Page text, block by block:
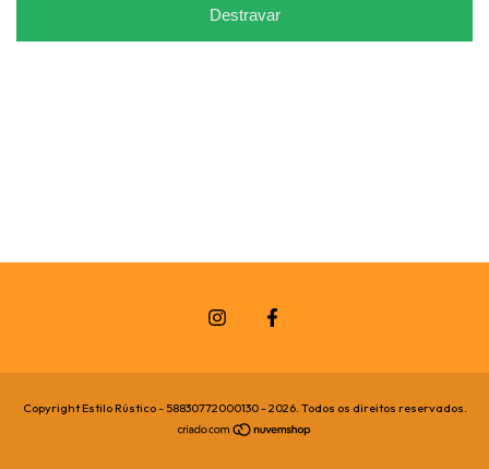
Destravar
Copyright Estilo Rústico - 58830772000130 - 2026. Todos os direitos reservados.